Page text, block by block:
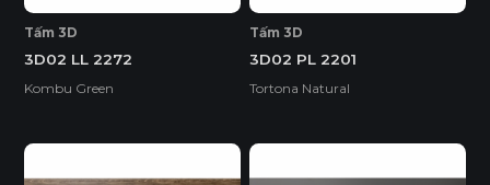
Tấm 3D
3D02 LL 2272
Kombu Green
Tấm 3D
3D02 PL 2201
Tortona Natural